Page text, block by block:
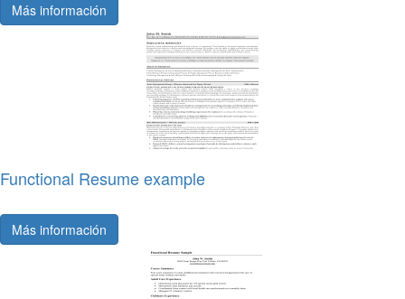
Más información
Functional Resume example
Más información